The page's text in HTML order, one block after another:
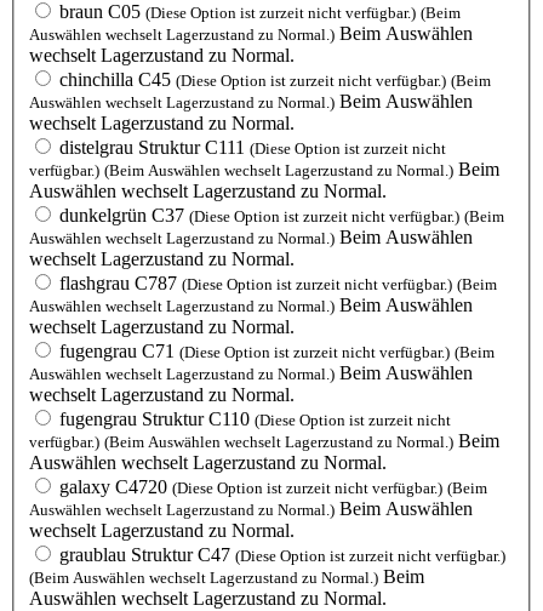
braun C05 (Diese Option ist zurzeit nicht verfügbar.) (Beim
Auswählen wechselt Lagerzustand zu Normal.) Beim Auswählen
wechselt Lagerzustand zu Normal.
chinchilla C45 (Diese Option ist zurzeit nicht verfügbar.) (Beim
Auswählen wechselt Lagerzustand zu Normal.) Beim Auswählen
wechselt Lagerzustand zu Normal.
distelgrau Struktur C111 (Diese Option ist zurzeit nicht
verfügbar.) (Beim Auswählen wechselt Lagerzustand zu Normal.) Beim
Auswählen wechselt Lagerzustand zu Normal.
dunkelgrün C37 (Diese Option ist zurzeit nicht verfügbar.) (Beim
Auswählen wechselt Lagerzustand zu Normal.) Beim Auswählen
wechselt Lagerzustand zu Normal.
flashgrau C787 (Diese Option ist zurzeit nicht verfügbar.) (Beim
Auswählen wechselt Lagerzustand zu Normal.) Beim Auswählen
wechselt Lagerzustand zu Normal.
fugengrau C71 (Diese Option ist zurzeit nicht verfügbar.) (Beim
Auswählen wechselt Lagerzustand zu Normal.) Beim Auswählen
wechselt Lagerzustand zu Normal.
fugengrau Struktur C110 (Diese Option ist zurzeit nicht
verfügbar.) (Beim Auswählen wechselt Lagerzustand zu Normal.) Beim
Auswählen wechselt Lagerzustand zu Normal.
galaxy C4720 (Diese Option ist zurzeit nicht verfügbar.) (Beim
Auswählen wechselt Lagerzustand zu Normal.) Beim Auswählen
wechselt Lagerzustand zu Normal.
graublau Struktur C47 (Diese Option ist zurzeit nicht verfügbar.)
(Beim Auswählen wechselt Lagerzustand zu Normal.) Beim
Auswählen wechselt Lagerzustand zu Normal.